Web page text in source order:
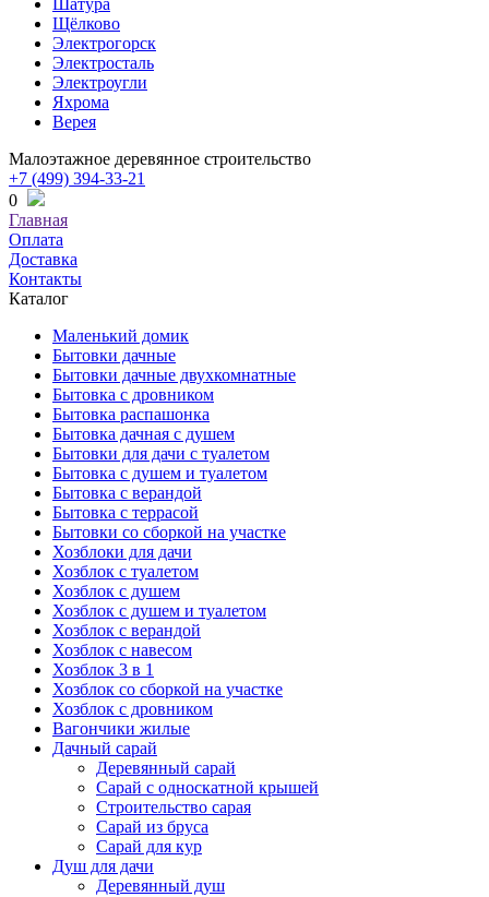
Шатура
Щёлково
Электрогорск
Электросталь
Электроугли
Яхрома
Верея
Малоэтажное деревянное строительство
+7 (499) 394-33-21
0
Главная
Оплата
Доставка
Контакты
Каталог
Маленький домик
Бытовки дачные
Бытовки дачные двухкомнатные
Бытовка с дровником
Бытовка распашонка
Бытовка дачная с душем
Бытовки для дачи с туалетом
Бытовка с душем и туалетом
Бытовка с верандой
Бытовка с террасой
Бытовки со сборкой на участке
Хозблоки для дачи
Хозблок с туалетом
Хозблок с душем
Хозблок с душем и туалетом
Хозблок с верандой
Хозблок с навесом
Хозблок 3 в 1
Хозблок со сборкой на участке
Хозблок с дровником
Вагончики жилые
Дачный сарай
Деревянный сарай
Cарай с односкатной крышей
Строительство сарая
Сарай из бруса
Сарай для кур
Душ для дачи
Деревянный душ